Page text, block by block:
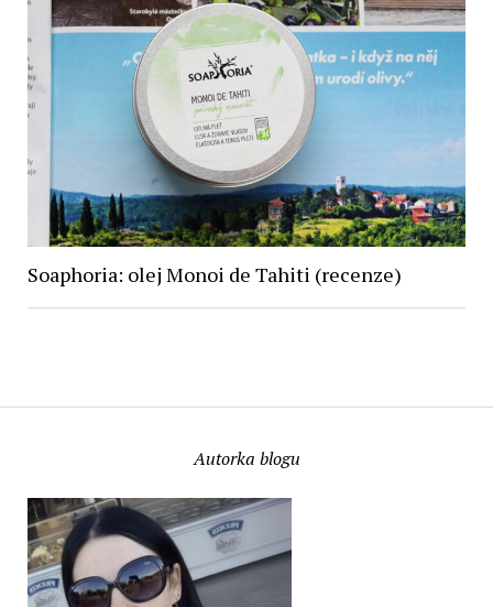
Autorka blogu
Soaphoria: olej Monoi de Tahiti (recenze)